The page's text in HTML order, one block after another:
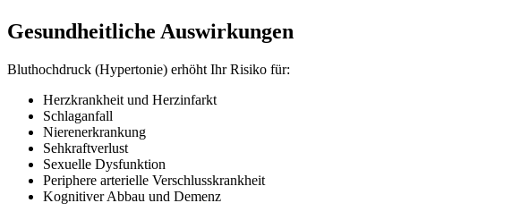
Gesundheitliche Auswirkungen
Bluthochdruck (Hypertonie) erhöht Ihr Risiko für:
Herzkrankheit und Herzinfarkt
Schlaganfall
Nierenerkrankung
Sehkraftverlust
Sexuelle Dysfunktion
Periphere arterielle Verschlusskrankheit
Kognitiver Abbau und Demenz